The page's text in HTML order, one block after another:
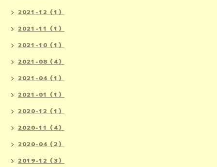
2021-12（1）
2021-11（1）
2021-10（1）
2021-08（4）
2021-04（1）
2021-01（1）
2020-12（1）
2020-11（4）
2020-04（2）
2019-12（3）